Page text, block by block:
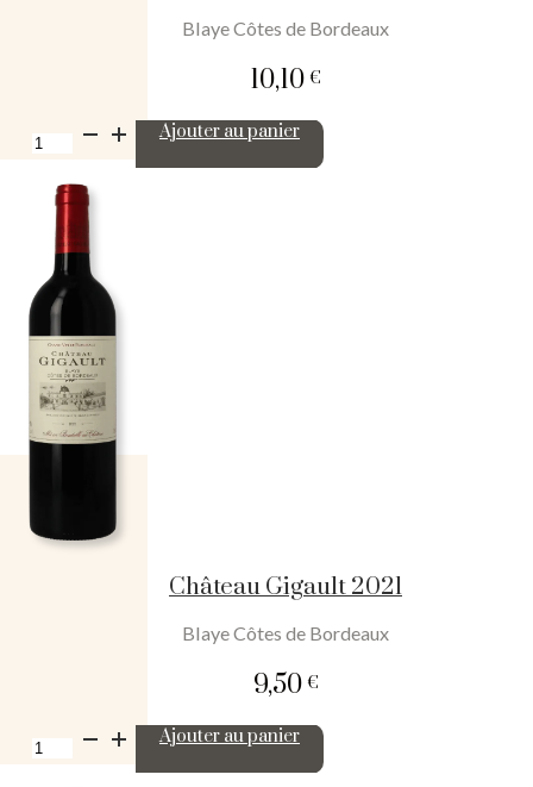
Blaye Côtes de Bordeaux
10,10€
quantité
de
Gigault
2022
Ajouter au panier
Château Gigault 2021
Blaye Côtes de Bordeaux
9,50€
quantité
de
Ajouter au panier